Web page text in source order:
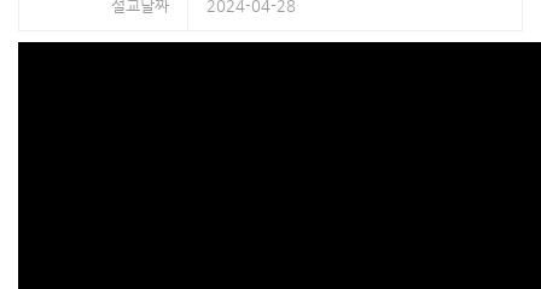
설교날짜 2024-04-28